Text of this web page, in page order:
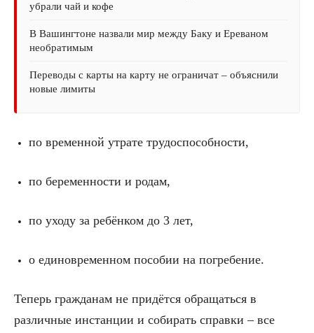
убрали чай и кофе
В Вашингтоне назвали мир между Баку и Ереваном
необратимым
Переводы с карты на карту не ограничат – объяснили
новые лимиты
по временной утрате трудоспособности,
по беременности и родам,
по уходу за ребёнком до 3 лет,
о единовременном пособии на погребение.
Теперь гражданам не придётся обращаться в
различные инстанции и собирать справки – все